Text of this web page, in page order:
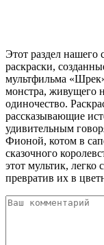
Этот раздел нашего
раскраски,
мультфильма
монстра, живущего
одиночество.
рассказывающие
удивительным
Фионой, котом в
сказочного
этот мультик, легко
превратив их в